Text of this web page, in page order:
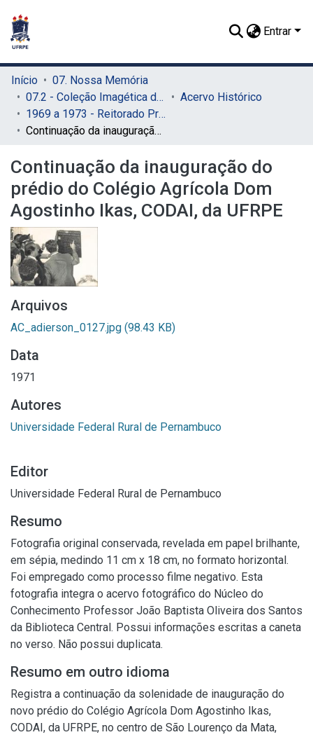
Entrar
Início
07. Nossa Memória
07.2 - Coleção Imagética do SIB
Acervo Histórico
1969 a 1973 - Reitorado Prof. Adierson Erasmo de Azevedo
Continuação da inauguração do prédio do Colégio Agrícola Dom Agostinho Ikas, CODAI, da UFRPE
Continuação da inauguração do
prédio do Colégio Agrícola Dom
Agostinho Ikas, CODAI, da UFRPE
Arquivos
AC_adierson_0127.jpg (98.43 KB)
Data
1971
Autores
Universidade Federal Rural de Pernambuco
Editor
Universidade Federal Rural de Pernambuco
Resumo
Fotografia original conservada, revelada em papel brilhante,
em sépia, medindo 11 cm x 18 cm, no formato horizontal.
Foi empregado como processo filme negativo. Esta
fotografia integra o acervo fotográfico do Núcleo do
Conhecimento Professor João Baptista Oliveira dos Santos
da Biblioteca Central. Possui informações escritas a caneta
no verso. Não possui duplicata.
Resumo em outro idioma
Registra a continuação da solenidade de inauguração do
novo prédio do Colégio Agrícola Dom Agostinho Ikas,
CODAI, da UFRPE, no centro de São Lourenço da Mata,